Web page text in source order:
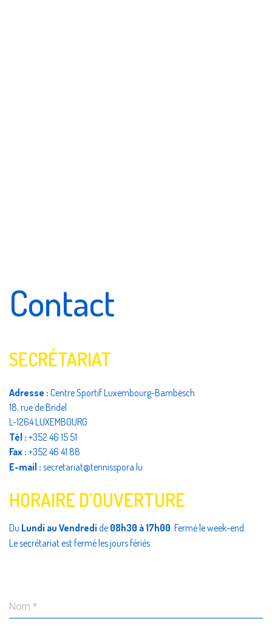
Contact
SECRÉTARIAT
Adresse : Centre Sportif Luxembourg-Bambësch
18, rue de Bridel
L-1264 LUXEMBOURG
Tél : +352 46 15 51
Fax : +352 46 41 88
E-mail : secretariat@tennisspora.lu
HORAIRE D’OUVERTURE
Du Lundi au Vendredi de 08h30 à 17h00. Fermé le week-end.
Le secrétariat est fermé les jours fériés